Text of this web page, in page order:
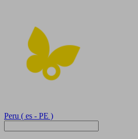
Peru ( es - PE )